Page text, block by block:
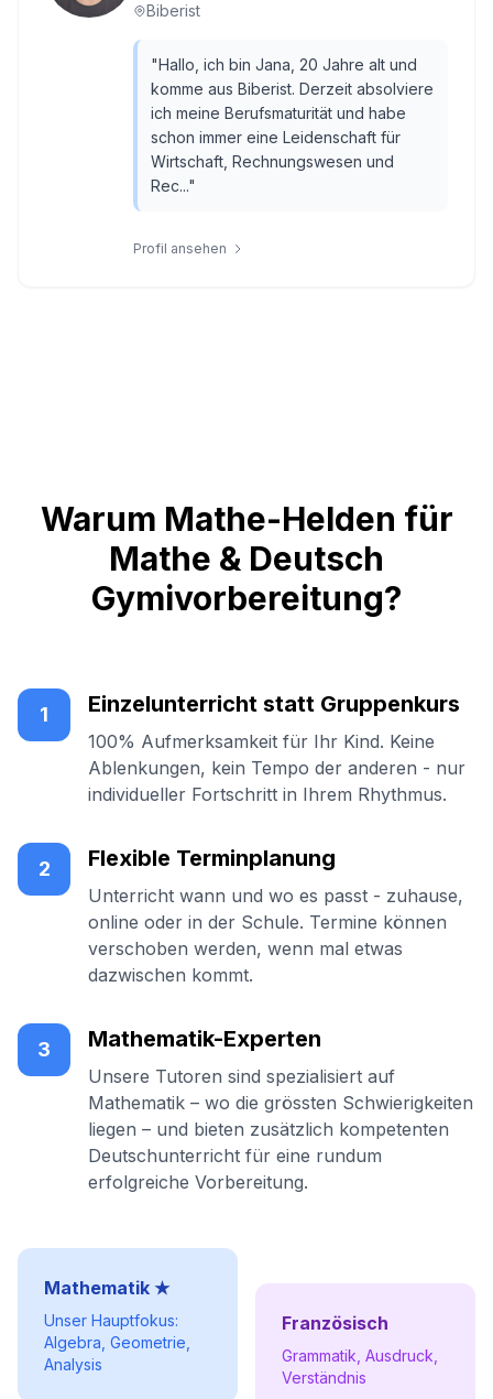
Biberist
"Hallo, ich bin Jana, 20 Jahre alt und
komme aus Biberist. Derzeit absolviere
ich meine Berufsmaturität und habe
schon immer eine Leidenschaft für
Wirtschaft, Rechnungswesen und
Rec..."
Profil ansehen
Warum Mathe-Helden für
Mathe & Deutsch
Gymivorbereitung?
1 Einzelunterricht statt Gruppenkurs
100% Aufmerksamkeit für Ihr Kind. Keine
Ablenkungen, kein Tempo der anderen - nur
individueller Fortschritt in Ihrem Rhythmus.
2 Flexible Terminplanung
Unterricht wann und wo es passt - zuhause,
online oder in der Schule. Termine können
verschoben werden, wenn mal etwas
dazwischen kommt.
3 Mathematik-Experten
Unsere Tutoren sind spezialisiert auf
Mathematik – wo die grössten Schwierigkeiten
liegen – und bieten zusätzlich kompetenten
Deutschunterricht für eine rundum
erfolgreiche Vorbereitung.
Mathematik ★
Unser Hauptfokus:
Algebra, Geometrie,
Analysis
Französisch
Grammatik, Ausdruck,
Verständnis